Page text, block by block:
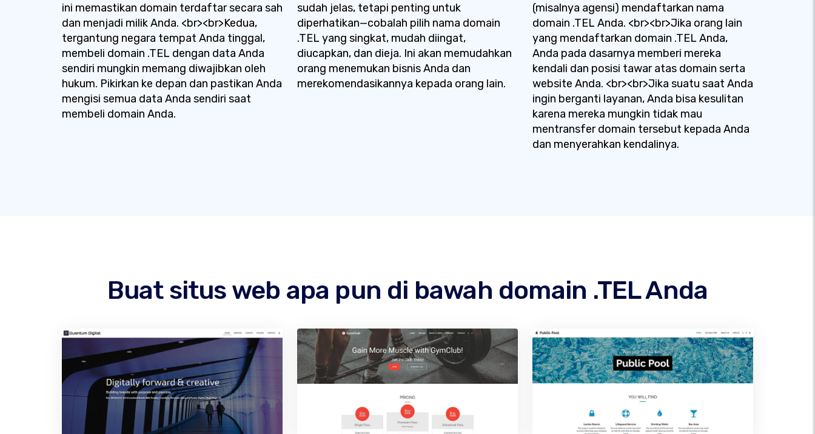
ini memastikan domain terdaftar secara sah
dan menjadi milik Anda. <br><br>Kedua,
tergantung negara tempat Anda tinggal,
membeli domain .TEL dengan data Anda
sendiri mungkin memang diwajibkan oleh
hukum. Pikirkan ke depan dan pastikan Anda
mengisi semua data Anda sendiri saat
membeli domain Anda.
sudah jelas, tetapi penting untuk
diperhatikan—cobalah pilih nama domain
.TEL yang singkat, mudah diingat,
diucapkan, dan dieja. Ini akan memudahkan
orang menemukan bisnis Anda dan
merekomendasikannya kepada orang lain.
(misalnya agensi) mendaftarkan nama
domain .TEL Anda. <br><br>Jika orang lain
yang mendaftarkan domain .TEL Anda,
Anda pada dasarnya memberi mereka
kendali dan posisi tawar atas domain serta
website Anda. <br><br>Jika suatu saat Anda
ingin berganti layanan, Anda bisa kesulitan
karena mereka mungkin tidak mau
mentransfer domain tersebut kepada Anda
dan menyerahkan kendalinya.
Buat situs web apa pun di bawah domain .TEL Anda